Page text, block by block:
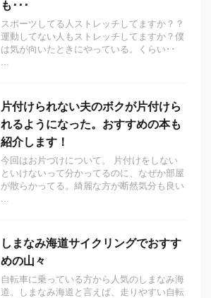
も･･･
スポーツしてる人ストレッチしてますか？？
運動してない人もストレッチしてますか？僕
は気が向いたときにやっている。くらい･･
...
片付けられない夫のボクが片付けら
れるようになった。おすすめの本も
紹介します！
今回はお片づけについて。 片付けをしない
といけないって分かってるのに、なぜか部屋
が散らかってる。綺麗な方が断然気分も良い
...
しまなみ海道サイクリングでおすす
めの山々
自転車に乗っている方から人気のしまなみ海
道。しまなみ海道と言えば、走りやすい自転